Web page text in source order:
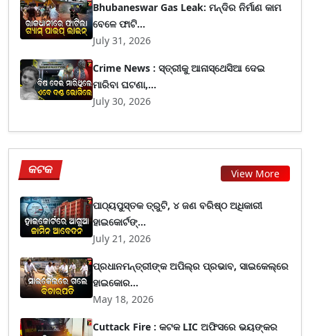
Bhubaneswar Gas Leak: ମନ୍ଦିର ନିର୍ମାଣ କାମ
ବେଳେ ଫାଟି...
July 31, 2026
Crime News : ସ୍ତ୍ରୀକୁ ଆନାସ୍ଥେସିଆ ଦେଇ
ମାରିବା ଘଟଣା,...
July 30, 2026
କଟକ View More
ପାଠ୍ୟପୁସ୍ତକ ତ୍ରୁଟି, ୪ ଜଣ ବରିଷ୍ଠ ଅଧିକାରୀ
ହାଇକୋର୍ଟଙ୍...
July 21, 2026
ପ୍ରଧାନମନ୍ତ୍ରୀଙ୍କ ଅପିଲ୍‌ର ପ୍ରଭାବ, ସାଇକେଲ୍‌ରେ
ହାଇକୋର...
May 18, 2026
Cuttack Fire : କଟକ LIC ଅଫିସରେ ଭୟଙ୍କର